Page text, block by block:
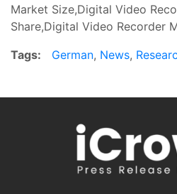
Market Size,Digital Video
Share,Digital Video Recorder
Tags:
German, News,